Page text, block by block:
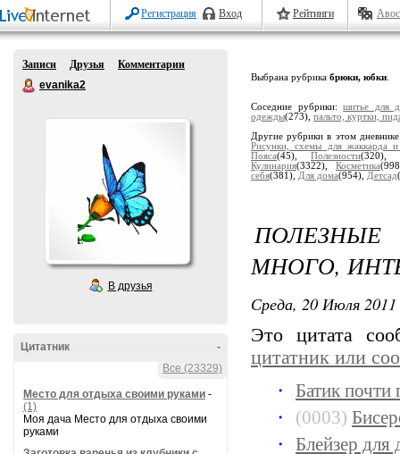
Регистрация Вход Рейтинги
Записи Друзья
Комментарии
evanika2
В друзья
-
Цитатник
Все (23329)
Место для отдыха своими руками -
(1)
Моя дача Место для отдыха своими
руками
Выбрана рубрика брюки, юбки
Соседние рубрики:шитье для
одежды(273), пальто, куртки,
Другие рубрики в этом
Рисунки, схемы для жаккарда
Пояса(45), Полезности(320),
Кулинария(3322), Косметика
себя(381), Для дома(954), Детсад
МНОГО,
Среда, 20 Июля
Это цитата
цитатник или
Батик почти
(0003)
Блейзер для